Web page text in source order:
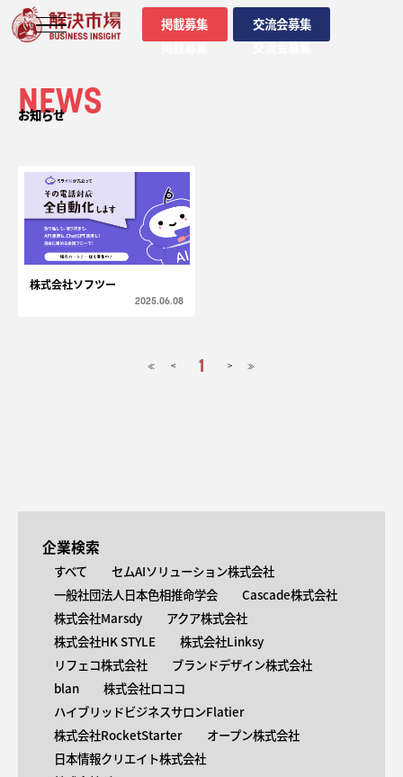
掲載募集
掲載募集
交流会募集
交流会募集
NEWS
お知らせ
株式会社ソフツー
2025.06.08
≪ < 1 > ≫
企業検索
すべて
セムAIソリューション株式会社
一般社団法人日本色相推命学会
Cascade株式会社
株式会社Marsdy
アクア株式会社
株式会社HK STYLE
株式会社Linksy
リフェコ株式会社
ブランドデザイン株式会社
blan
株式会社ロココ
ハイブリッドビジネスサロンFlatier
株式会社RocketStarter
オープン株式会社
日本情報クリエイト株式会社